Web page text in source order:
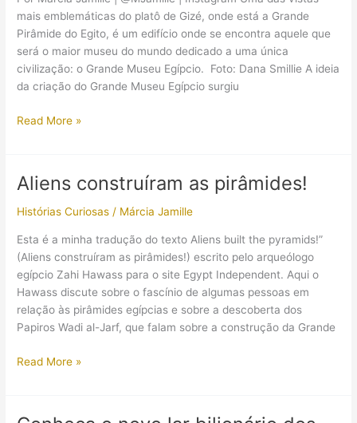
continua
mais emblemáticas do platô de Gizé, onde está a Grande
Pirâmide do Egito, é um edifício onde se encontra aquele que
será o maior museu do mundo dedicado a uma única
civilização: o Grande Museu Egípcio. Foto: Dana Smillie A ideia
da criação do Grande Museu Egípcio surgiu
Egito
para
inauguração
maior
museu
de
antiguidades
do
mundo
Read More »
Aliens construíram as pirâmides!
Histórias Curiosas / Márcia Jamille
Esta é a minha tradução do texto Aliens built the pyramids!”
(Aliens construíram as pirâmides!) escrito pelo arqueólogo
egípcio Zahi Hawass para o site Egypt Independent. Aqui o
Hawass discute sobre o fascínio de algumas pessoas em
relação às pirâmides egípcias e sobre a descoberta dos
Papiros Wadi al-Jarf, que falam sobre a construção da Grande
Aliens
Read More »